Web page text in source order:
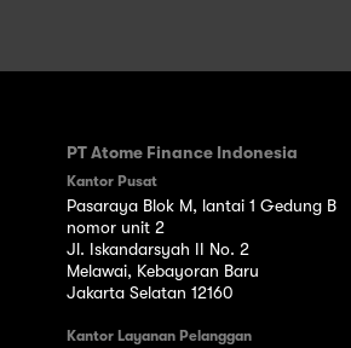
PT Atome Finance Indonesia
Kantor Pusat
Pasaraya Blok M, lantai 1 Gedung B
nomor unit 2
Jl. Iskandarsyah II No. 2
Melawai, Kebayoran Baru
Jakarta Selatan 12160
Kantor Layanan Pelanggan